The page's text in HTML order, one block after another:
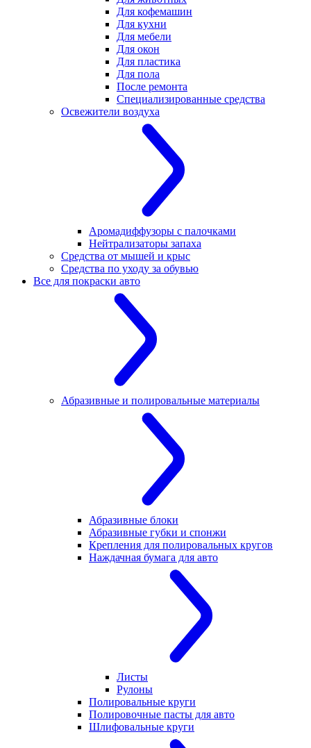
Для кофемашин
Для кухни
Для мебели
Для окон
Для пластика
Для пола
После ремонта
Специализированные средства
Освежители воздуха
Аромадиффузоры с палочками
Нейтрализаторы запаха
Средства от мышей и крыс
Средства по уходу за обувью
Все для покраски авто
Абразивные и полировальные материалы
Абразивные блоки
Абразивные губки и спонжи
Крепления для полировальных кругов
Наждачная бумага для авто
Листы
Рулоны
Полировальные круги
Полировочные пасты для авто
Шлифовальные круги